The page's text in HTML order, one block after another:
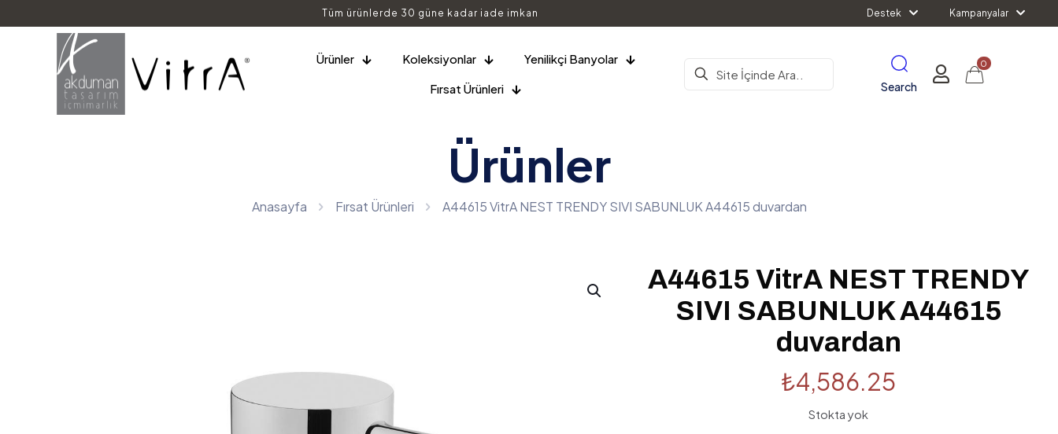
Tüm ürünlerde 30 güne kadar iade imkan Destek Kampanyalar
Ürünler Koleksiyonlar
Yenilikçi Banyolar
Fırsat Ürünleri
Search
0
Ürünler
Anasayfa Fırsat Ürünleri A44615 VitrA NEST TRENDY SIVI SABUNLUK A44615 duvardan
A44615 VitrA NEST TRENDY
SIVI SABUNLUK A44615
duvardan
₺4,586.25
Stokta yok